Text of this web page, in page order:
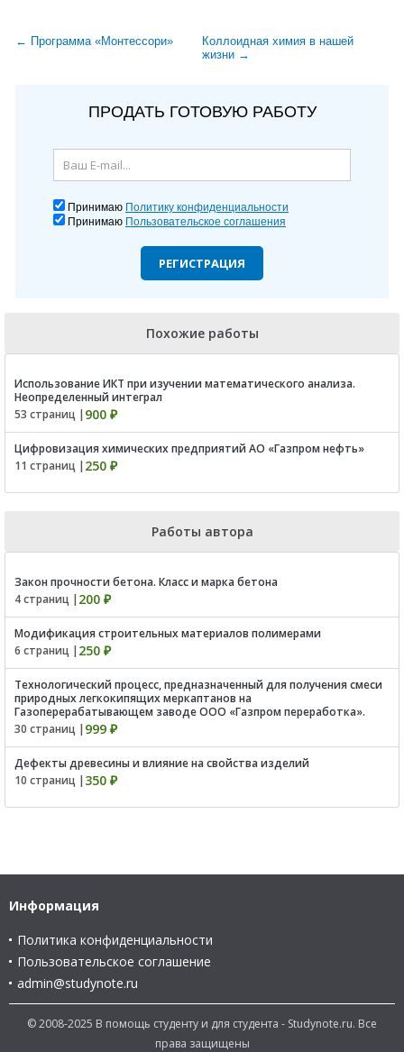
← Программа «Монтессори»
Коллоидная химия в нашей
жизни →
ПРОДАТЬ ГОТОВУЮ РАБОТУ
Принимаю Политику конфиденциальности
Принимаю Пользовательское соглашения
РЕГИСТРАЦИЯ
Похожие работы
Использование ИКТ при изучении математического анализа.
Неопределенный интеграл
53 страниц | 900 ₽
Цифровизация химических предприятий АО «Газпром нефть»
11 страниц | 250 ₽
Работы автора
Закон прочности бетона. Класс и марка бетона
4 страниц | 200 ₽
Модификация строительных материалов полимерами
6 страниц | 250 ₽
Технологический процесс, предназначенный для получения смеси
природных легкокипящих меркаптанов на
Газоперерабатывающем заводе ООО «Газпром переработка».
30 страниц | 999 ₽
Дефекты древесины и влияние на свойства изделий
10 страниц | 350 ₽
Информация
Политика конфиденциальности
Пользовательское соглашение
admin@studynote.ru
© 2008-2025 В помощь студенту и для студента - Studynote.ru. Все
права защищены